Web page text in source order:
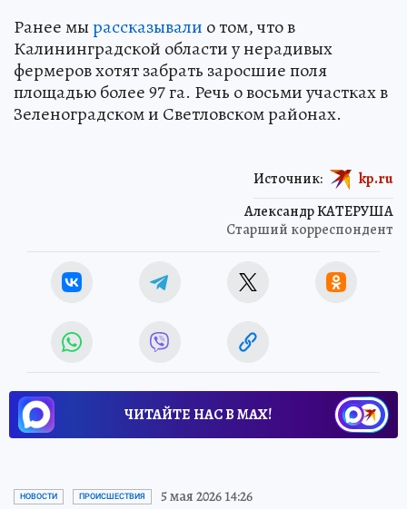
Ранее мырассказывали о том, что в
Калининградской области у нерадивых
фермеров хотят забрать заросшие поля
площадью более 97 га. Речь о восьми участках в
Зеленоградском и Светловском районах.
Александр КАТЕРУША
Старший корреспондент
Источник: kp.ru
ЧИТАЙТЕ НАС В МАХ!
НОВОСТИ ПРОИСШЕСТВИЯ 5 мая 2026 14:26